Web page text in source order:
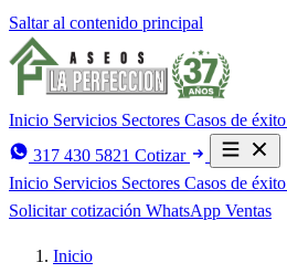
Saltar al contenido principal
Inicio Servicios Sectores Casos de éxito
317 430 5821 Cotizar
Inicio Servicios Sectores Casos de éxito
Solicitar cotización WhatsApp Ventas
Inicio